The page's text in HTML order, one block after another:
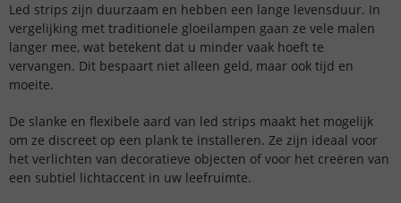
Led strips zijn duurzaam en hebben een lange levensduur. In
vergelijking met traditionele gloeilampen gaan ze vele malen
langer mee, wat betekent dat u minder vaak hoeft te
vervangen. Dit bespaart niet alleen geld, maar ook tijd en
moeite.
De slanke en flexibele aard van led strips maakt het mogelijk
om ze discreet op een plank te installeren. Ze zijn ideaal voor
het verlichten van decoratieve objecten of voor het creëren van
een subtiel lichtaccent in uw leefruimte.